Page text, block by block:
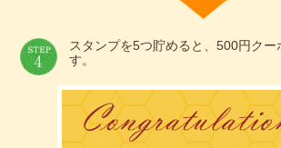
スタンプを5つ貯めると、500円クー
す。